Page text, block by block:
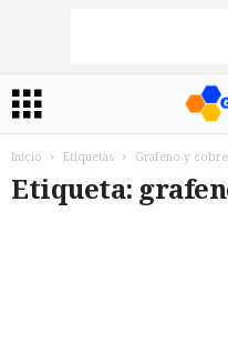
Inicio Etiquetas Grafeno y cobre
Etiqueta: